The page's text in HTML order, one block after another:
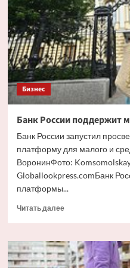
в
области
устойчивого
развития
Бизнес
Банк России поддержит
Банк России запустил
платформу для малого и
ВоронинФото:
Globallookpress.comБанк
платформы...
Читать далееПрочитать
Банк
России
поддержит